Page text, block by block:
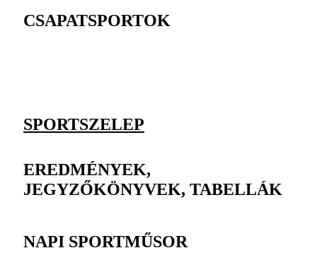
CSAPATSPORTOK
SPORTSZELEP
EREDMÉNYEK,
JEGYZŐKÖNYVEK, TABELLÁK
NAPI SPORTMŰSOR